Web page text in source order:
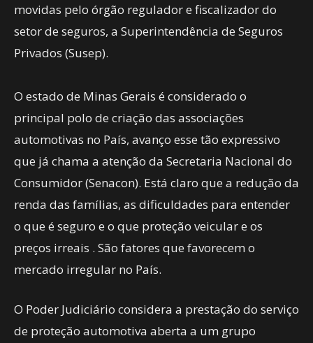
movidas pelo órgão regulador e fiscalizador do
setor de seguros, a Superintendência de Seguros
Privados (Susep).
O estado de Minas Gerais é considerado o
principal polo de criação das associações
automotivas no País, avanço esse tão expressivo
que já chama a atenção da Secretaria Nacional do
Consumidor (Senacon). Está claro que a redução da
renda das famílias, as dificuldades para entender
o que é seguro e o que proteção veicular e os
preços irreais . São fatores que favorecem o
mercado irregular no País.
O Poder Judiciário considera a prestação do serviço
de proteção automotiva aberta a um grupo